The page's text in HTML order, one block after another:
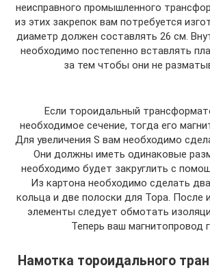
неисправного промышленного
из этих закрепок вам потребуется
диаметр должен составлять 26 см.
необходимо постепенно вставлять
за тем чтобы они не
Если тороидальный
необходимое сечение, тогда его
Для увеличения S вам необходимо
Они должны иметь одинаковые
необходимо будет закруглить с
Из картона необходимо сделать
кольца и две полоски для Тора. После
элементы следует обмотать
Теперь ваш магнитопровод
Намотка тороидального